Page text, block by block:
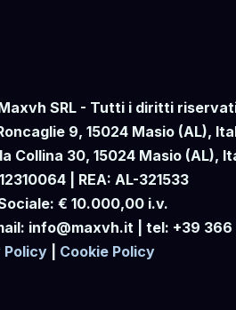
SRL - Tutti i diritti
9, 15024 Masio (AL),
Collina 30, 15024 Masio (AL),
| REA: AL-321533
€ 10.000,00 i.v.
info@maxvh.it | tel: +39 366
Policy
Cookie Policy